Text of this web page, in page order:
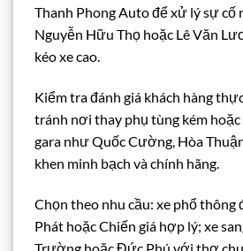
Thanh Phong Auto để xử lý sự
Nguyễn Hữu Thọ hoặc Lê Văn
kéo xe cao.
Kiểm tra đánh giá khách hàng
tránh nơi thay phụ tùng kém hoặc
gara như Quốc Cường, Hòa
khen minh bạch và chính hãng.
Chọn theo nhu cầu: xe phổ thông
Phát hoặc Chiến giá hợp lý; xe